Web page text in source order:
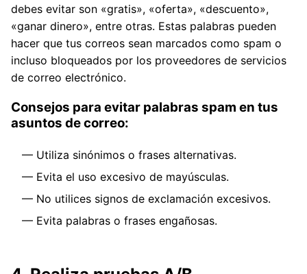
debes evitar son «gratis», «oferta», «descuento»,
«ganar dinero», entre otras. Estas palabras pueden
hacer que tus correos sean marcados como spam o
incluso bloqueados por los proveedores de servicios
de correo electrónico.
Consejos para evitar palabras spam en tus
asuntos de correo:
Utiliza sinónimos o frases alternativas.
Evita el uso excesivo de mayúsculas.
No utilices signos de exclamación excesivos.
Evita palabras o frases engañosas.